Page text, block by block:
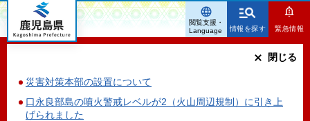
鹿児島県
情報を探す 緊急情報
災害対策本部の設置について
口永良部島の噴火警戒レベルが2（火山周辺規制）に引き上
げられました
閉じる
閲覧支援・
Language